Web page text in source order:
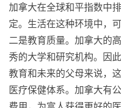
加拿大在全球和平指数中
定。生活在这种环境中，
二是教育质量。加拿大的
秀的大学和研究机构。因
教育和未来的父母来说，
医疗保健体系。加拿大有